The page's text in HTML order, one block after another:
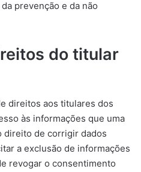
prevenção e da não
do titular
direitos aos titulares dos
às informações que uma
direito de corrigir dados
a exclusão de informações
revogar o consentimento